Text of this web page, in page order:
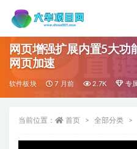
网页增强扩展内置5大功
网页加速
软件板块 7 月前 2.7K 专
当前位置： 首页 全部分类